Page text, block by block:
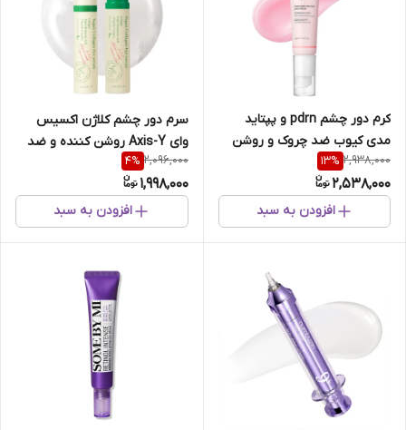
کرم دور چشم pdrn و پپتاید
مدی کیوب ضد چروک و روشن
کننده
2,938,000
13%
2,538,000
افزودن به سبد
سرم دور چشم کلاژن اکسیس
وای Axis-Y روشن کننده و ضد
چروک حجم 10 میل
2,096,000
4%
1,998,000
افزودن به سبد